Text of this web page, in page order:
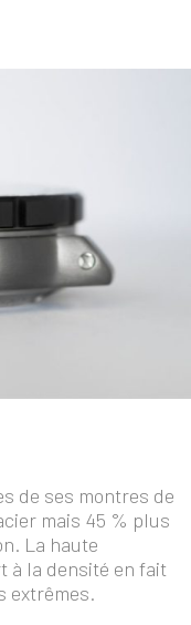
de ses montres de
mais 45 % plus
La haute
à la densité en fait
extrêmes.